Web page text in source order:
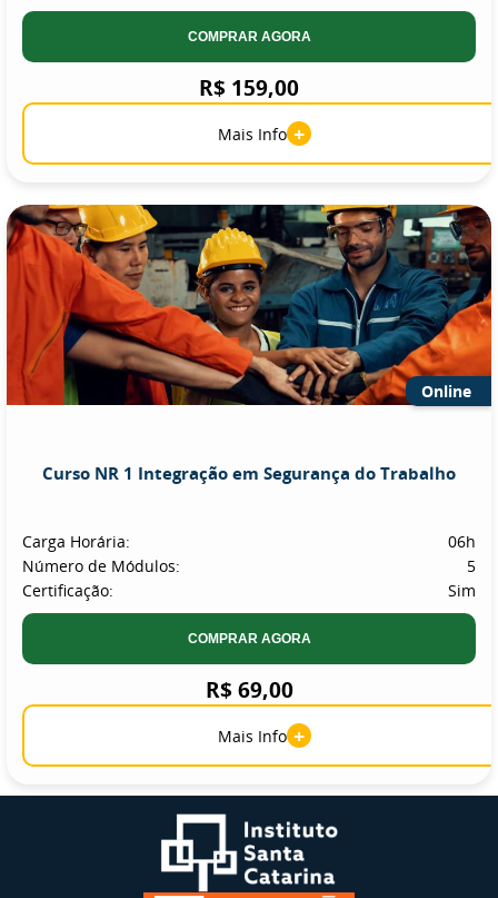
COMPRAR AGORA
R$ 159,00
Mais Info +
Online
Curso NR 1 Integração em Segurança do Trabalho
Carga Horária:
06h
Número de Módulos:
5
Certificação:
Sim
COMPRAR AGORA
R$ 69,00
Mais Info +